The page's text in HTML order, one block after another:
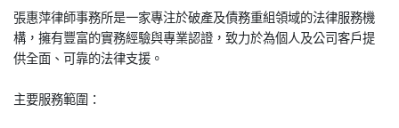
張惠萍律師事務所是一家專注於破產及債務重組領域的法律服務機
構，擁有豐富的實務經驗與專業認證，致力於為個人及公司客戶提
供全面、可靠的法律支援。
主要服務範圍：